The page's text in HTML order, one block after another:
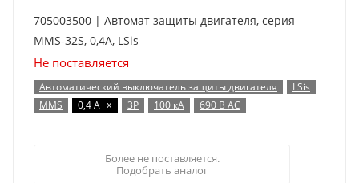
705003500 | Автомат защиты двигателя, серия
MMS-32S, 0,4A, LSis
Не поставляется
Автоматический выключатель защиты двигателя
LSis
MMS
0,4 А x 3P 100 кА 690 В AC
Более не поставляется.
Подобрать аналог